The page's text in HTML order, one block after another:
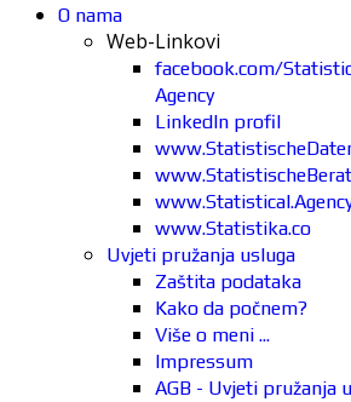
O nama
Web-Linkovi
facebook.com/
Agency
LinkedIn profil
www.Statistika.co
Uvjeti pružanja usluga
Zaštita podataka
Kako da počnem?
Više o meni ...
Impressum
AGB - Uvjeti pružanja